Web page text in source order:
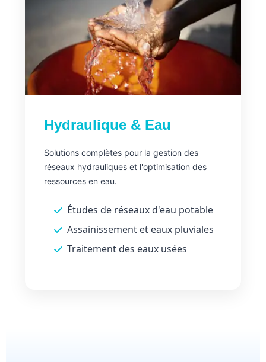
Hydraulique & Eau
Solutions complètes pour la gestion des
réseaux hydrauliques et l'optimisation des
ressources en eau.
Études de réseaux d'eau potable
Assainissement et eaux pluviales
Traitement des eaux usées